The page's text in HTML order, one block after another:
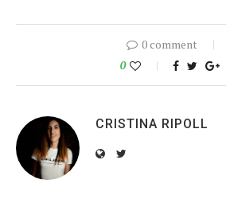
0 comment
0
CRISTINA RIPOLL